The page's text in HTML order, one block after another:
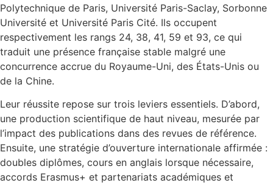
Polytechnique de Paris, Université Paris-Saclay, Sorbonne
Université et Université Paris Cité. Ils occupent
respectivement les rangs 24, 38, 41, 59 et 93, ce qui
traduit une présence française stable malgré une
concurrence accrue du Royaume-Uni, des États-Unis ou
de la Chine.
Leur réussite repose sur trois leviers essentiels. D’abord,
une production scientifique de haut niveau, mesurée par
l’impact des publications dans des revues de référence.
Ensuite, une stratégie d’ouverture internationale affirmée :
doubles diplômes, cours en anglais lorsque nécessaire,
accords Erasmus+ et partenariats académiques et